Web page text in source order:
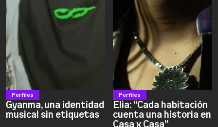
Perfiles
Gyanma, una identidad
musical sin etiquetas
Perfiles
Elia: “Cada habitación
cuenta una historia en
Casa x Casa”